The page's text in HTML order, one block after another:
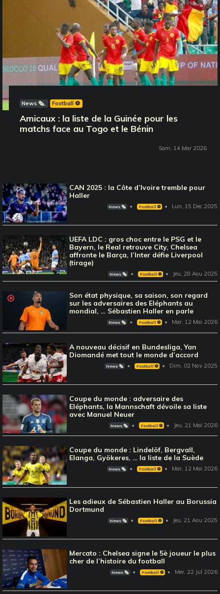
News 🗞️ Football ⚽️
Amicaux : la liste de la Guinée pour les
matchs face au Togo et le Bénin
Sam, 14 Mar 2026
CAN 2025 : la Côte d’Ivoire tremble pour
Haller
News 🗞️ Football ⚽️ Lun, 15 Dec 2025
UEFA LDC : gros choc entre le PSG et le
Bayern, le Real retrouve City, Chelsea
affronte le Barça, l’Inter défie Liverpool
(tirage)
News 🗞️ Football ⚽️ Jeu, 28 Aou 2025
Son état physique, sa saison, son regard
sur les adversaires des Eléphants au
mondial, … Sébastien Haller en parle
News 🗞️ Football ⚽️ Mar, 12 Mai 2026
A nouveau décisif en Bundesliga, Yan
Diomandé met tout le monde d’accord
News 🗞️ Football ⚽️ Dim, 02 Nov 2025
Coupe du monde : adversaire des
Eléphants, la Mannschaft dévoile sa liste
avec Manuel Neuer
News 🗞️ Football ⚽️ Jeu, 21 Mai 2026
Coupe du monde : Lindelöf, Bergvall,
Elanga, Gyökeres, … la liste de la Suède
News 🗞️ Football ⚽️ Mar, 12 Mai 2026
Les adieux de Sébastien Haller au Borussia
Dortmund
News 🗞️ Football ⚽️ Jeu, 21 Aou 2025
Mercato : Chelsea signe le 5è joueur le plus
cher de l’histoire du football
News 🗞️ Football ⚽️ Mer, 22 Jul 2026